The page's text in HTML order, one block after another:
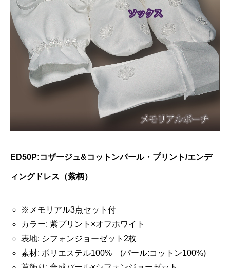
ED50P:コザージュ&コットンパール・プリント/エンデ
ィングドレス（紫柄）
※メモリアル3点セット付
カラー: 紫プリント×オフホワイト
表地: シフォンジョーゼット2枚
素材: ポリエステル100% (パール:コットン100%)